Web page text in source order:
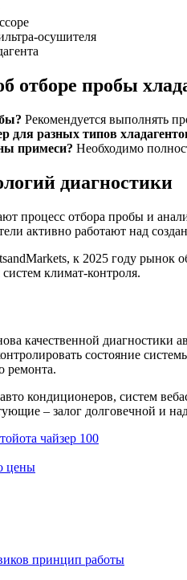
осушителя
отборе пробы
Рекомендуется выполнять
для разных типов
примеси? Необходимо
диагностики
процесс отбора пробы и
активно работают над
к 2025 году рынок
климат-контроля.
качественной
состояние
ремонта.
кондиционеров, систем
– залог долговечной и
чайзер 100
цены
принцип работы